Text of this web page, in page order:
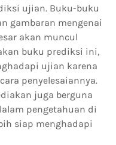
ujian. Buku-buku
gambaran mengenai
akan muncul
buku prediksi ini,
ujian karena
penyelesaiannya.
juga berguna
pengetahuan di
siap menghadapi